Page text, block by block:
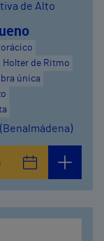
de Alto
Holter de Ritmo
única